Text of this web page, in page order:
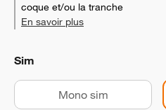
coque et/ou la tranche
En savoir plus
Sim
Mono sim